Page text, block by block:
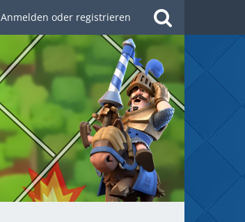
Anmelden oder registrieren